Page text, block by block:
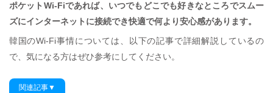
ポケットWi-Fiであれば、いつでもどこでも好きなところでスムー
ズにインターネットに接続でき快適で何より安心感があります。
韓国のWi-Fi事情については、以下の記事で詳細解説しているの
で、気になる方はぜひ参考にしてください。
関連記事▼